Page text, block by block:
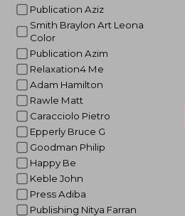
Publication Aziz
Smith Braylon Art Leona
Color
Publication Azim
Relaxation4 Me
Adam Hamilton
Rawle Matt
Caracciolo Pietro
Epperly Bruce G
Goodman Philip
Happy Be
Keble John
Press Adiba
Publishing Nitya Farran